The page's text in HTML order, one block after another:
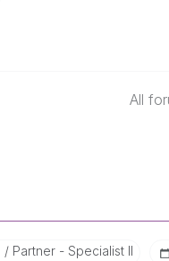
All
Partner - Specialist II